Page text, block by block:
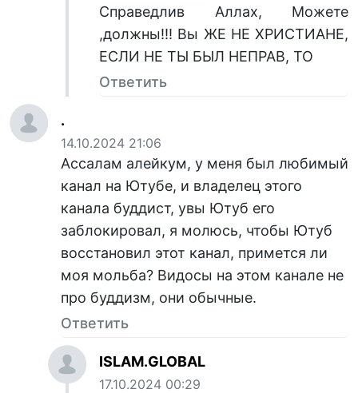
Справедлив Аллах, Можете
,должны!!! Вы ЖЕ НЕ ХРИСТИАНЕ,
ЕСЛИ НЕ ТЫ БЫЛ НЕПРАВ, ТО
Ответить
.
14.10.2024 21:06
Ассалам алейкум, у меня был любимый
канал на Ютубе, и владелец этого
канала буддист, увы Ютуб его
заблокировал, я молюсь, чтобы Ютуб
восстановил этот канал, примется ли
моя мольба? Видосы на этом канале не
про буддизм, они обычные.
Ответить
ISLAM.GLOBAL
17.10.2024 00:29